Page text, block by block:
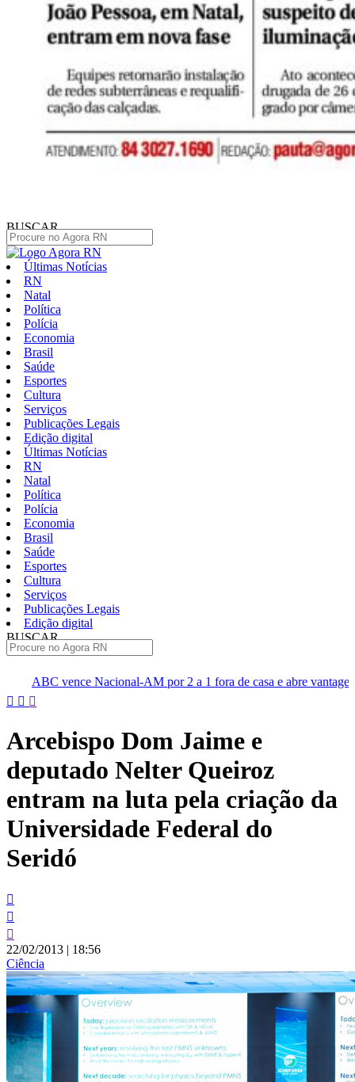
BUSCAR
Últimas Notícias
RN
Natal
Política
Polícia
Economia
Brasil
Saúde
Esportes
Cultura
Serviços
Publicações Legais
Edição digital
Últimas Notícias
RN
Natal
Política
Polícia
Economia
Brasil
Saúde
Esportes
Cultura
Serviços
Publicações Legais
Edição digital
BUSCAR
AM por 2 a 1 fora de casa e abre vantagem nas quartas
Pular
conteúdo
Arcebispo Dom Jaime e
deputado Nelter Queiroz
entram na luta pela criação da
Universidade Federal do
Seridó
22/02/2013 | 18:56
Ciência